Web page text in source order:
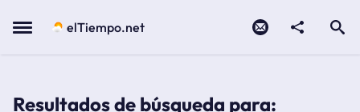
Menu elTiempo.net
Resultados de búsqueda para: